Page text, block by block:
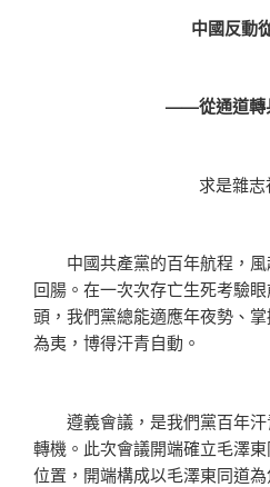
中國反動
——從通道轉
求是雜志
中國共產黨的百年航程，風
回腸。在一次次存亡生死考驗
頭，我們黨總能適應年夜勢、
為夷，博得汗青自動。
遵義會議，是我們黨百年汗
轉機。此次會議開端確立毛澤
位置，開端構成以毛澤東同道